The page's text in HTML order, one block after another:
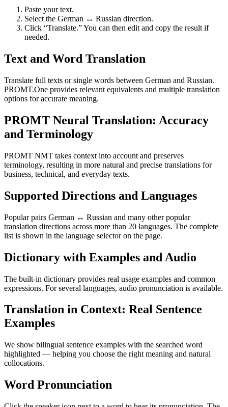
Paste your text.
Select the German ↔ Russian direction.
Click “Translate.” You can then edit and copy the result if
needed.
Text and Word Translation
Translate full texts or single words between German and Russian.
PROMT.One provides relevant equivalents and multiple translation
options for accurate meaning.
PROMT Neural Translation: Accuracy
and Terminology
PROMT NMT takes context into account and preserves
terminology, resulting in more natural and precise translations for
business, technical, and everyday texts.
Supported Directions and Languages
Popular pairs German ↔ Russian and many other popular
translation directions across more than 20 languages. The complete
list is shown in the language selector on the page.
Dictionary with Examples and Audio
The built-in dictionary provides real usage examples and common
expressions. For several languages, audio pronunciation is available.
Translation in Context: Real Sentence
Examples
We show bilingual sentence examples with the searched word
highlighted — helping you choose the right meaning and natural
collocations.
Word Pronunciation